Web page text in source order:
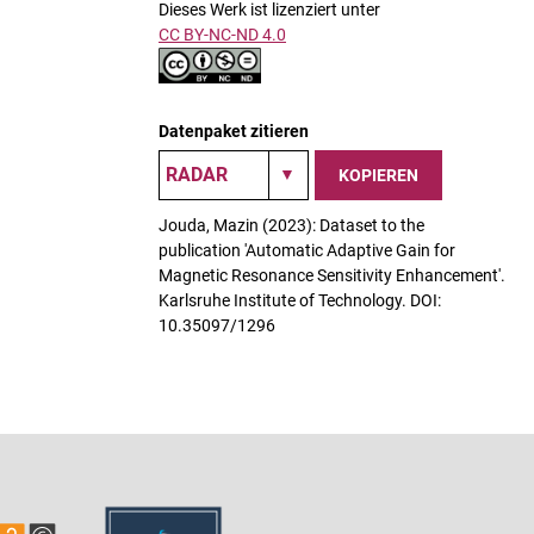
Dieses Werk ist lizenziert unter
CC BY-NC-ND 4.0
Datenpaket zitieren
KOPIEREN
Jouda, Mazin (2023): Dataset to the
publication 'Automatic Adaptive Gain for
Magnetic Resonance Sensitivity Enhancement'.
Karlsruhe Institute of Technology. DOI:
10.35097/1296